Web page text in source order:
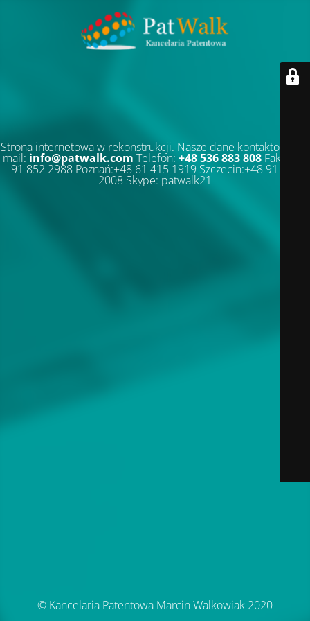
Strona internetowa w rekonstrukcji. Nasze dane kontaktowe: E-
mail: info@patwalk.com Telefon: +48 536 883 808 Faks:+48
91 852 2988 Poznań:+48 61 415 1919 Szczecin:+48 91 852
2008 Skype: patwalk21
© Kancelaria Patentowa Marcin Walkowiak 2020